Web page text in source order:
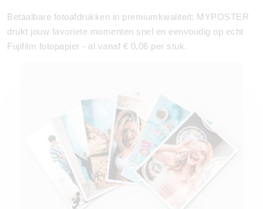
Betaalbare fotoafdrukken in premiumkwaliteit: MYPOSTER
drukt jouw favoriete momenten snel en eenvoudig op echt
Fujifilm fotopapier - al vanaf € 0,06 per stuk.